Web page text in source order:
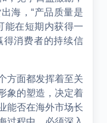
海，“产品质量是
能在短期内获得一
得消费者的持续信
方面都发挥着至关
象的塑造，决定着
能否在海外市场长